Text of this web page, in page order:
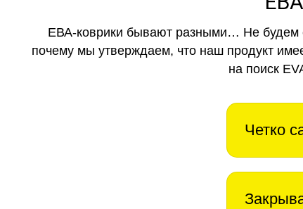
ЕВА-коврики бывают разными… Не будем
почему мы утверждаем, что наш продукт
на поиск
Четко